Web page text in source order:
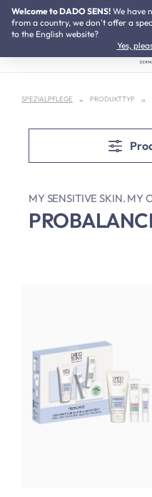
Zum Hauptinhalt springen
Welcome to DADO SENS! We have
from a country, we don't offer a
to the English website?
Yes,
NEU:
SPEZIALPFLEGE PRODUKTTYP
MY SENSITIVE SKIN. MY